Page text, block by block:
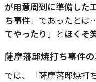
が用意周到に準備した
ち事件」であったと
てやったり 」とほくそ
薩摩藩邸焼打ち事件
では、「薩摩藩邸焼打